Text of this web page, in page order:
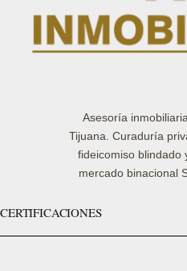
Asesoría
Tijuana. Curaduría
fideicomiso blindado
mercado binacional
CERTIFICACIONES